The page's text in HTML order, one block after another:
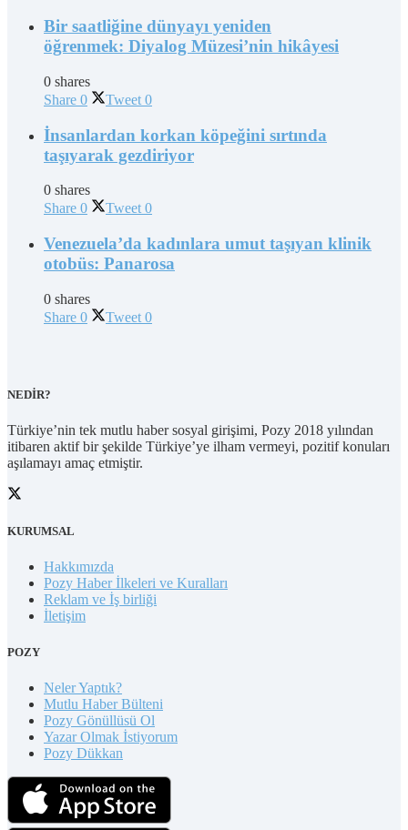
Bir saatliğine dünyayı yeniden
öğrenmek: Diyalog Müzesi’nin hikâyesi
0 shares
Share 0 Tweet 0
İnsanlardan korkan köpeğini sırtında
taşıyarak gezdiriyor
0 shares
Share 0 Tweet 0
Venezuela’da kadınlara umut taşıyan klinik
otobüs: Panarosa
0 shares
Share 0 Tweet 0
NEDİR?
Türkiye’nin tek mutlu haber sosyal girişimi, Pozy 2018 yılından
itibaren aktif bir şekilde Türkiye’ye ilham vermeyi, pozitif konuları
aşılamayı amaç etmiştir.
KURUMSAL
Hakkımızda
Pozy Haber İlkeleri ve Kuralları
Reklam ve İş birliği
İletişim
POZY
Neler Yaptık?
Mutlu Haber Bülteni
Pozy Gönüllüsü Ol
Yazar Olmak İstiyorum
Pozy Dükkan